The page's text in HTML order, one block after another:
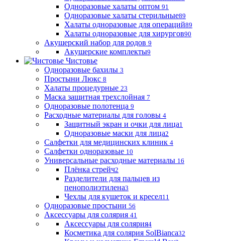
Одноразовые халаты оптом 91
Одноразовые халаты стерильные89
Халаты одноразовые для операций89
Халаты одноразовые для хирургов90
Акушерский набор для родов 9
Акушерские комплекты9
Чистовье
Одноразовые бахилы 3
Простыни Люкс 8
Халаты процедурные 23
Маска защитная трехслойная 7
Одноразовые полотенца 9
Расходные материалы для головы 4
Защитный экран и очки для лица1
Одноразовые маски для лица2
Салфетки для медицинских клиник 4
Салфетки одноразовые 10
Универсальные расходные материалы 16
Плёнка стрейч2
Разделители для пальцев из
пенополиэтилена3
Чехлы для кушеток и кресел11
Одноразовые простыни 56
Аксессуары для солярия 41
Аксессуары для солярия4
Косметика для солярия SolBianca32